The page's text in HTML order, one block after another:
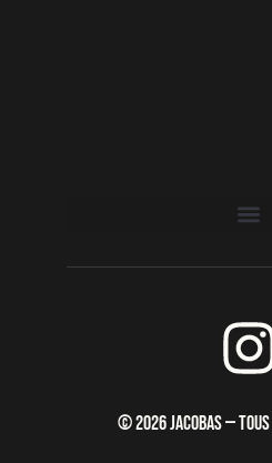
I
n
s
© 2026 JACOBAS — TOUS